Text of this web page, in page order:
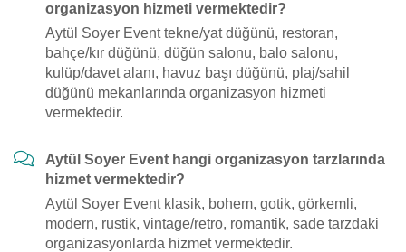
organizasyon hizmeti vermektedir?
Aytül Soyer Event tekne/yat düğünü, restoran,
bahçe/kır düğünü, düğün salonu, balo salonu,
kulüp/davet alanı, havuz başı düğünü, plaj/sahil
düğünü mekanlarında organizasyon hizmeti
vermektedir.
Aytül Soyer Event hangi organizasyon tarzlarında
hizmet vermektedir?
Aytül Soyer Event klasik, bohem, gotik, görkemli,
modern, rustik, vintage/retro, romantik, sade tarzdaki
organizasyonlarda hizmet vermektedir.